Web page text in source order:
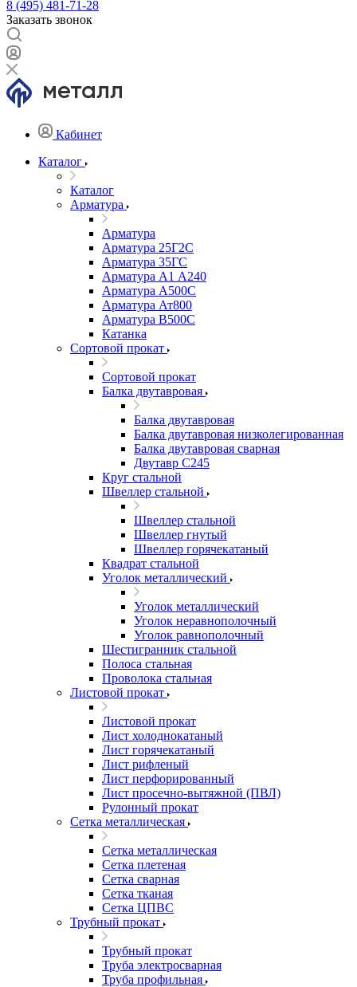
8 (495) 481-71-28
Заказать звонок
Кабинет
Каталог
Каталог
Арматура
Арматура
Арматура 25Г2С
Арматура 35ГС
Арматура А1 А240
Арматура А500С
Арматура Ат800
Арматура В500С
Катанка
Сортовой прокат
Сортовой прокат
Балка двутавровая
Балка двутавровая
Балка двутавровая низколегированная
Балка двутавровая сварная
Двутавр С245
Круг стальной
Швеллер стальной
Швеллер стальной
Швеллер гнутый
Швеллер горячекатаный
Квадрат стальной
Уголок металлический
Уголок металлический
Уголок неравнополочный
Уголок равнополочный
Шестигранник стальной
Полоса стальная
Проволока стальная
Листовой прокат
Листовой прокат
Лист холоднокатаный
Лист горячекатаный
Лист рифленый
Лист перфорированный
Лист просечно-вытяжной (ПВЛ)
Рулонный прокат
Сетка металлическая
Сетка металлическая
Сетка плетеная
Сетка сварная
Сетка тканая
Сетка ЦПВС
Трубный прокат
Трубный прокат
Труба электросварная
Труба профильная